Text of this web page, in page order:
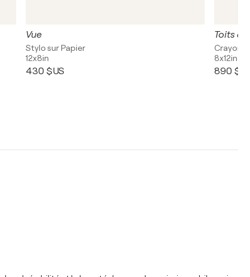
Vue
Stylo sur Papier
12x8in
430 $US
Toits
Crayon,
8x12in
890